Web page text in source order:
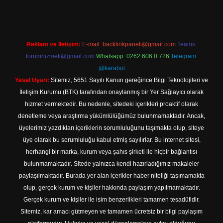
Reklam ve İletişim: E-mail: backlinkpaneli@gmail.com Teams:
forumhizmeti@gmail.com Whatsapp: 0262 606 0 726 Telegram:
@karabul
Yasal Uyarı: Sitemiz, 5651 Sayılı Kanun gereğince Bilgi Teknolojileri ve
İletişim Kurumu (BTK) tarafından onaylanmış bir Yer Sağlayıcı olarak
hizmet vermektedir. Bu nedenle, sitedeki içerikleri proaktif olarak
denetleme veya araştırma yükümlülüğümüz bulunmamaktadır. Ancak,
üyelerimiz yazdıkları içeriklerin sorumluluğunu taşımakta olup, siteye
üye olarak bu sorumluluğu kabul etmiş sayılırlar. Bu internet sitesi,
herhangi bir marka, kurum veya şahıs şirketi ile hiçbir bağlantısı
bulunmamaktadır. Sitede yalnızca kendi hazırladığımız makaleler
paylaşılmaktadır. Burada yer alan içerikler haber niteliği taşımamakta
olup, gerçek kurum ve kişiler hakkında paylaşım yapılmamaktadır.
Gerçek kurum ve kişiler ile isim benzerlikleri tamamen tesadüfidir.
Sitemiz, kar amacı gütmeyen ve tamamen ücretsiz bir bilgi paylaşım